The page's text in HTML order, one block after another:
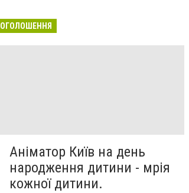
ОГОЛОШЕННЯ
Аніматор Київ на день
народження дитини - мрія
кожної дитини.